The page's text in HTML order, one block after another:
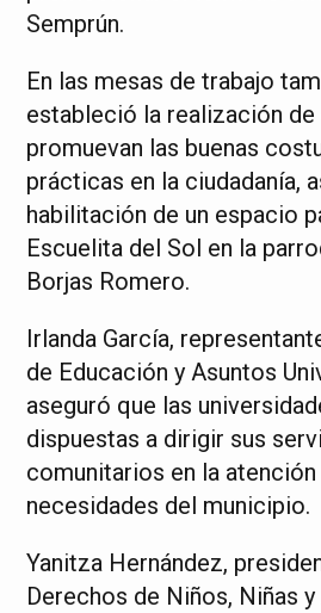
Semprún.
En las mesas de trabajo
estableció la realización de
promuevan las buenas
prácticas en la ciudadanía,
habilitación de un espacio
Escuelita del Sol en la
Borjas Romero.
Irlanda García,
de Educación y Asuntos
aseguró que las
dispuestas a dirigir sus
comunitarios en la atención
necesidades del municipio.
Yanitza Hernández,
Derechos de Niños, Niñas